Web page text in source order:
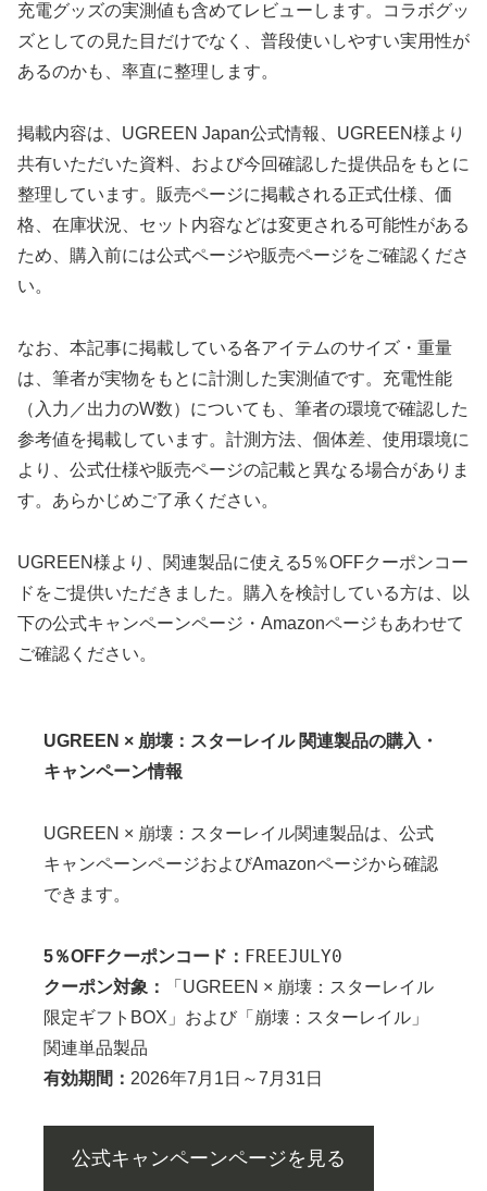
充電グッズの実測値も含めてレビューします。コラボグッ
ズとしての見た目だけでなく、普段使いしやすい実用性が
あるのかも、率直に整理します。
掲載内容は、UGREEN Japan公式情報、UGREEN様より
共有いただいた資料、および今回確認した提供品をもとに
整理しています。販売ページに掲載される正式仕様、価
格、在庫状況、セット内容などは変更される可能性がある
ため、購入前には公式ページや販売ページをご確認くださ
い。
なお、本記事に掲載している各アイテムのサイズ・重量
は、筆者が実物をもとに計測した実測値です。充電性能
（入力／出力のW数）についても、筆者の環境で確認した
参考値を掲載しています。計測方法、個体差、使用環境に
より、公式仕様や販売ページの記載と異なる場合がありま
す。あらかじめご了承ください。
UGREEN様より、関連製品に使える5％OFFクーポンコー
ドをご提供いただきました。購入を検討している方は、以
下の公式キャンペーンページ・Amazonページもあわせて
ご確認ください。
UGREEN × 崩壊：スターレイル 関連製品の購入・
キャンペーン情報
UGREEN × 崩壊：スターレイル関連製品は、公式
キャンペーンページおよびAmazonページから確認
できます。
5％OFFクーポンコード： FREEJULY0
クーポン対象：
「UGREEN × 崩壊：スターレイル
限定ギフトBOX」および「崩壊：スターレイル」
関連単品製品
有効期間： 2026年7月1日～7月31日
公式キャンペーンページを見る